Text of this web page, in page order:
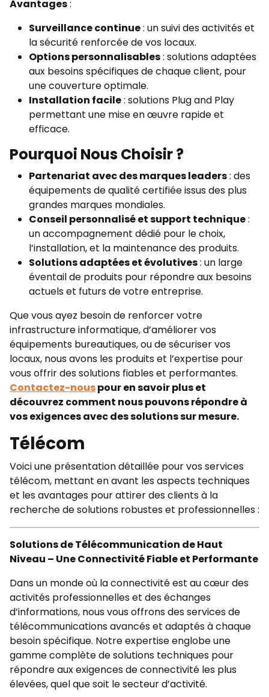
Avantages:
Surveillance continue: un suivi des activités et
la sécurité renforcée de vos locaux.
Options personnalisables: solutions adaptées
aux besoins spécifiques de chaque client, pour
une couverture optimale.
Installation facile: solutions Plug and Play
permettant une mise en œuvre rapide et
efficace.
Pourquoi Nous Choisir ?
Partenariat avec des marques leaders: des
équipements de qualité certifiée issus des plus
grandes marques mondiales.
Conseil personnalisé et support technique:
un accompagnement dédié pour le choix,
l’installation, et la maintenance des produits.
Solutions adaptées et évolutives: un large
éventail de produits pour répondre aux besoins
actuels et futurs de votre entreprise.
Que vous ayez besoin de renforcer votre
infrastructure informatique, d’améliorer vos
équipements bureautiques, ou de sécuriser vos
locaux, nous avons les produits et l’expertise pour
vous offrir des solutions fiables et performantes.
Contactez-nouspour en savoir plus et
découvrez comment nous pouvons répondre à
vos exigences avec des solutions sur mesure.
Télécom
Voici une présentation détaillée pour vos services
télécom, mettant en avant les aspects techniques
et les avantages pour attirer des clients à la
recherche de solutions robustes et professionnelles :
Solutions de Télécommunication de Haut
Niveau – Une Connectivité Fiable et Performante
Dans un monde où la connectivité est au cœur des
activités professionnelles et des échanges
d’informations, nous vous offrons des services de
télécommunications avancés et adaptés à chaque
besoin spécifique. Notre expertise englobe une
gamme complète de solutions techniques pour
répondre aux exigences de connectivité les plus
élevées, quel que soit le secteur d’activité.